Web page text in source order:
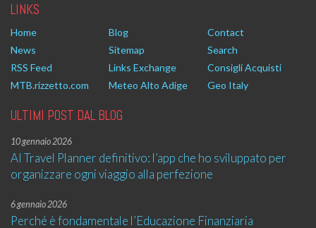
LINKS
Home Blog
Contact
News
Sitemap
Search
RSS Feed
Links Exchange
Consigli Acquisti
MTB.rizzetto.com
Meteo Alto Adige Geo Italy
ULTIMI POST DAL BLOG
10 gennaio 2026
AI Travel Planner definitivo: l’app che ho sviluppato per
organizzare ogni viaggio alla perfezione
6 gennaio 2026
Perché è fondamentale l’Educazione Finanziaria